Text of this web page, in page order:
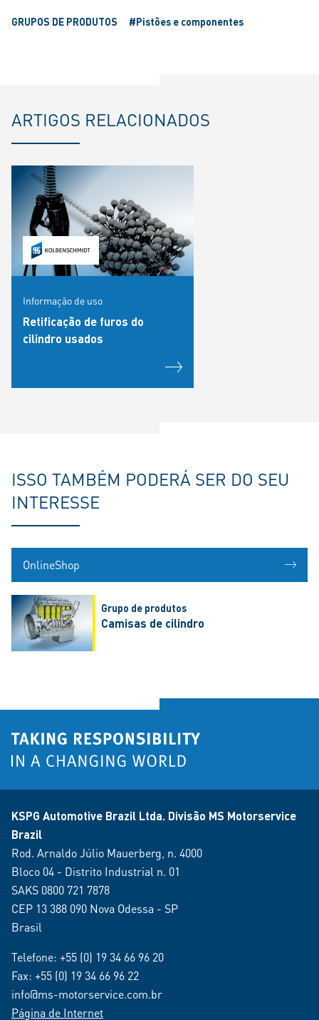
GRUPOS DE PRODUTOS
#Pistões e componentes
ARTIGOS RELACIONADOS
Informação de uso
Retificação de furos do
cilindro usados
ISSO TAMBÉM PODERÁ SER DO SEU
INTERESSE
OnlineShop
Grupo de produtos
Camisas de cilindro
KSPG Automotive Brazil Ltda. Divisão MS Motorservice
Brazil
Rod. Arnaldo Júlio Mauerberg, n. 4000
Bloco 04 - Distrito Industrial n. 01
SAKS 0800 721 7878
CEP 13 388 090 Nova Odessa - SP
Brasil
Telefone: +55 (0) 19 34 66 96 20
Fax: +55 (0) 19 34 66 96 22
info@ms-motorservice.com.br
Página de Internet